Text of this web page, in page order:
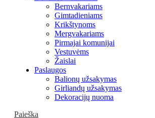
Bernvakariams
Gimtadieniams
Krikštynoms
Mergvakariams
Pirmajai komunijai
Vestuvėms
Žaislai
Paslaugos
Balionų užsakymas
Girliandų užsakymas
Dekoracijų nuoma
Paieška